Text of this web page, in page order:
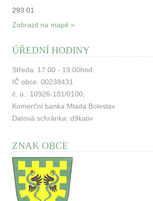
293 01
Zobrazit na mapě »
ÚŘEDNÍ HODINY
Středa: 17:00 - 19:00hod.
IČ obce: 00238431
č. ú.: 10926-181/0100,
Komerční banka Mladá Boleslav
Datová schránka: d9kativ
ZNAK OBCE